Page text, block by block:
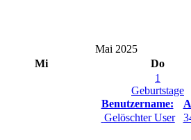
Mai 2025
Mi Do
1
Geburtstage
Benutzername:
Gelöschter User